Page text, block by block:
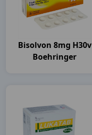
Bisolvon 8mg H30v
Boehringer